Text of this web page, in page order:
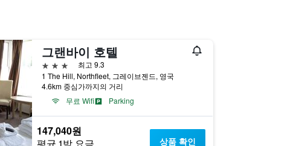
그랜바이 호텔
3성급
최고 9.3
1 The Hill, Northfleet, 그레이브젠드, 영국
4.6km 중심가까지의 거리
무료 Wifi
Parking
147,040원
상품 확인